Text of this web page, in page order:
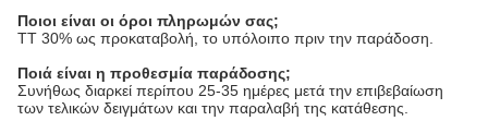
Ποιοι είναι οι όροι πληρωμών σας;
TT 30% ως προκαταβολή, το υπόλοιπο πριν την παράδοση.
Ποιά είναι η προθεσμία παράδοσης;
Συνήθως διαρκεί περίπου 25-35 ημέρες μετά την επιβεβαίωση
των τελικών δειγμάτων και την παραλαβή της κατάθεσης.